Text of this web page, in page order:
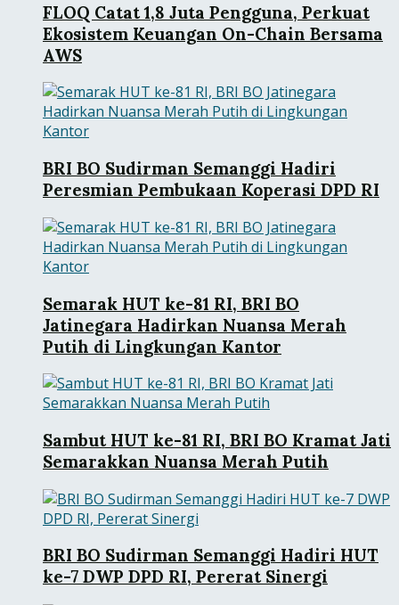
FLOQ Catat 1,8 Juta Pengguna, Perkuat
Ekosistem Keuangan On-Chain Bersama
AWS
BRI BO Sudirman Semanggi Hadiri
Peresmian Pembukaan Koperasi DPD RI
Semarak HUT ke-81 RI, BRI BO
Jatinegara Hadirkan Nuansa Merah
Putih di Lingkungan Kantor
Sambut HUT ke-81 RI, BRI BO Kramat Jati
Semarakkan Nuansa Merah Putih
BRI BO Sudirman Semanggi Hadiri HUT
ke-7 DWP DPD RI, Pererat Sinergi